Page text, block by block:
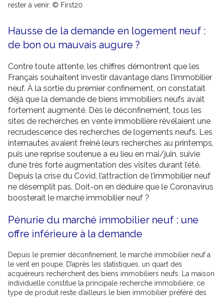
rester à venir. © First20
Hausse de la demande en logement neuf :
de bon ou mauvais augure ?
Contre toute attente, les chiffres démontrent que les
Français souhaitent investir davantage dans l’immobilier
neuf. À la sortie du premier confinement, on constatait
déjà que la demande de biens immobiliers neufs avait
fortement augmenté. Dès le déconfinement, tous les
sites de recherches en vente immobilière révélaient une
recrudescence des recherches de logements neufs. Les
internautes avaient freiné leurs recherches au printemps,
puis une reprise soutenue a eu lieu en mai/juin, suivie
d’une très forte augmentation des visites durant l’été.
Depuis la crise du Covid, l’attraction de l’immobilier neuf
ne désemplit pas. Doit-on en déduire que le Coronavirus
boosterait le marché immobilier neuf ?
Pénurie du marché immobilier neuf : une
offre inférieure à la demande
Depuis le premier déconfinement, le marché immobilier neuf a
le vent en poupe. D’après les statistiques, un quart des
acquéreurs recherchent des biens immobiliers neufs. La maison
individuelle constitue la principale recherche immobilière, ce
type de produit reste d’ailleurs le bien immobilier préféré des